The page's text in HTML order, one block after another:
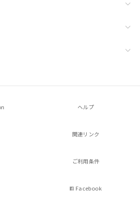
ヘルプ
関連リンク
ご利用条件
Facebook